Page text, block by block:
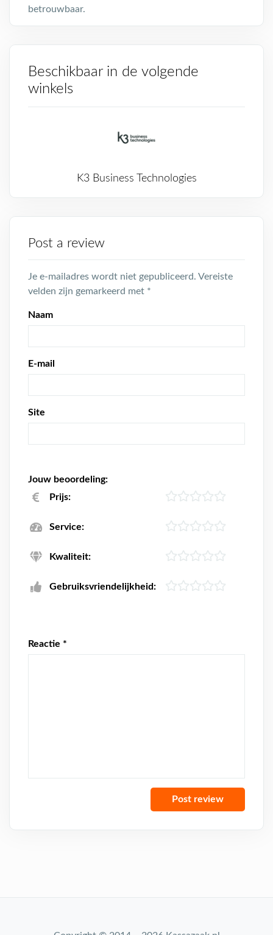
betrouwbaar.
Beschikbaar in de volgende
winkels
K3 Business Technologies
Post a review
Je e-mailadres wordt niet gepubliceerd. Vereiste
velden zijn gemarkeerd met *
Naam
E-mail
Site
Jouw beoordeling:
Prijs:
Service:
Kwaliteit:
Gebruiksvriendelijkheid:
Reactie *